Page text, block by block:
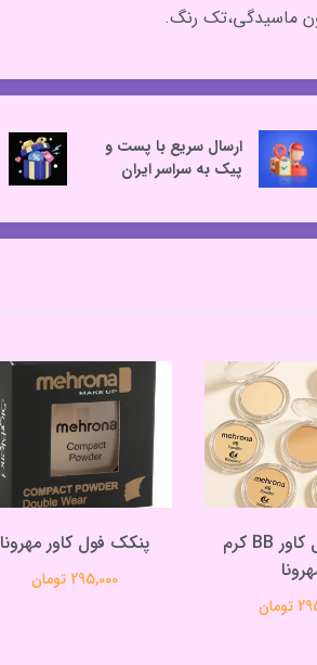
ماسیدگی،تک رنگ.
ارسال سریع با پست و
پیک به سراسر ایران
پنکک فول کاور BB کرم
پنکک فول کاور مهرونا
295,000 تومان